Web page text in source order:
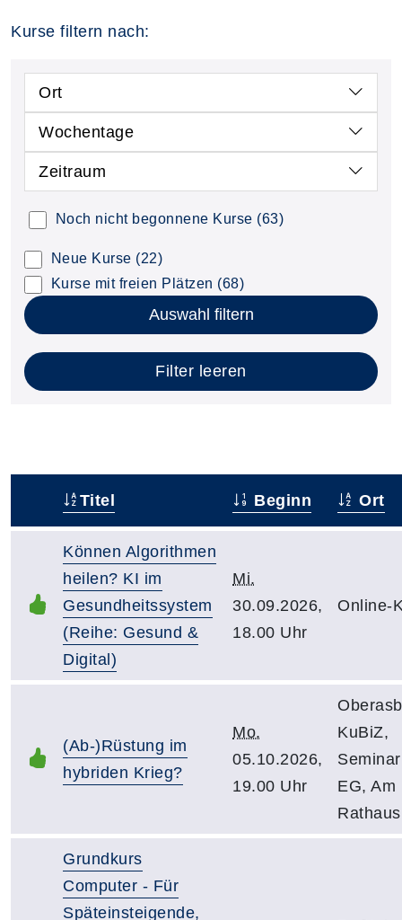
Kurse filtern nach:
Ort
Wochentage
Zeitraum
Noch nicht begonnene Kurse (63)
Neue Kurse (22)
Kurse mit freien Plätzen (68)
Auswahl filtern
Filter leeren
Titel Beginn Ort
Können Algorithmen
heilen? KI im
Gesundheitssystem
(Reihe: Gesund &
Digital)
Mi.
30.09.2026,
18.00 Uhr
Online-
(Ab-)Rüstung im
hybriden Krieg?
Mo.
05.10.2026,
19.00 Uhr
KuBiZ,
EG, Am
Grundkurs
Computer - Für
Späteinsteigende,